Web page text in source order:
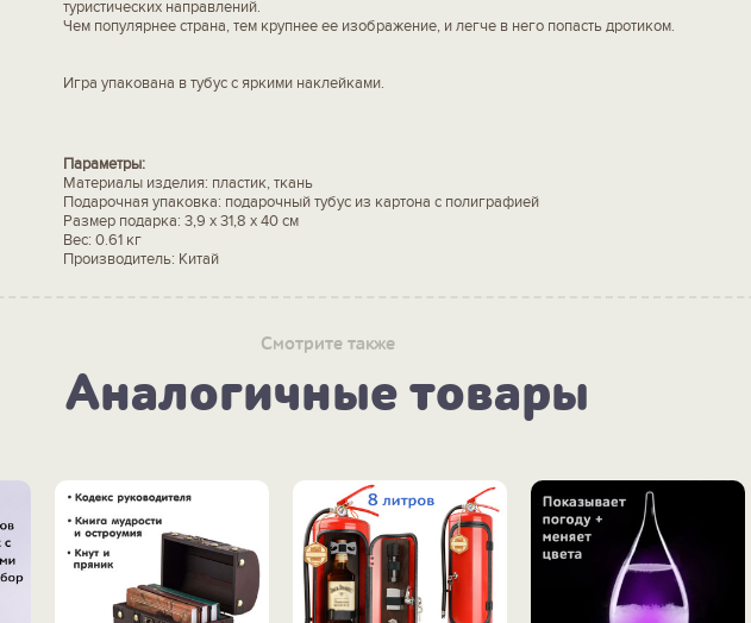
туристических направлений.
Чем популярнее страна, тем крупнее ее изображение, и легче в него попасть дротиком.
Игра упакована в тубус с яркими наклейками.
Параметры:
Материалы изделия: пластик, ткань
Подарочная упаковка: подарочный тубус из картона с полиграфией
Размер подарка: 3,9 х 31,8 х 40 см
Вес: 0.61 кг
Производитель: Китай
Смотрите также
Аналогичные товары